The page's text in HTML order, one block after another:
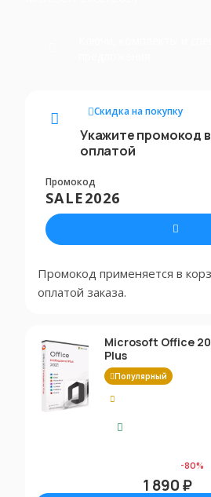
Скидка на покупку
Укажите промокод
оплатой
Промокод
SALE2026
Промокод применяется в
оплатой заказа.
Microsoft Office
Plus
Популярный
-80%
1 890 ₽